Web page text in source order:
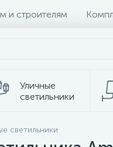
и строителям
Уличные
светильники
Электротовары
светильники